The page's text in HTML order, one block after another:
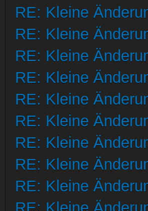
RE: Kleine
RE: Kleine
RE: Kleine
RE: Kleine
RE: Kleine
RE: Kleine
RE: Kleine
RE: Kleine
RE: Kleine